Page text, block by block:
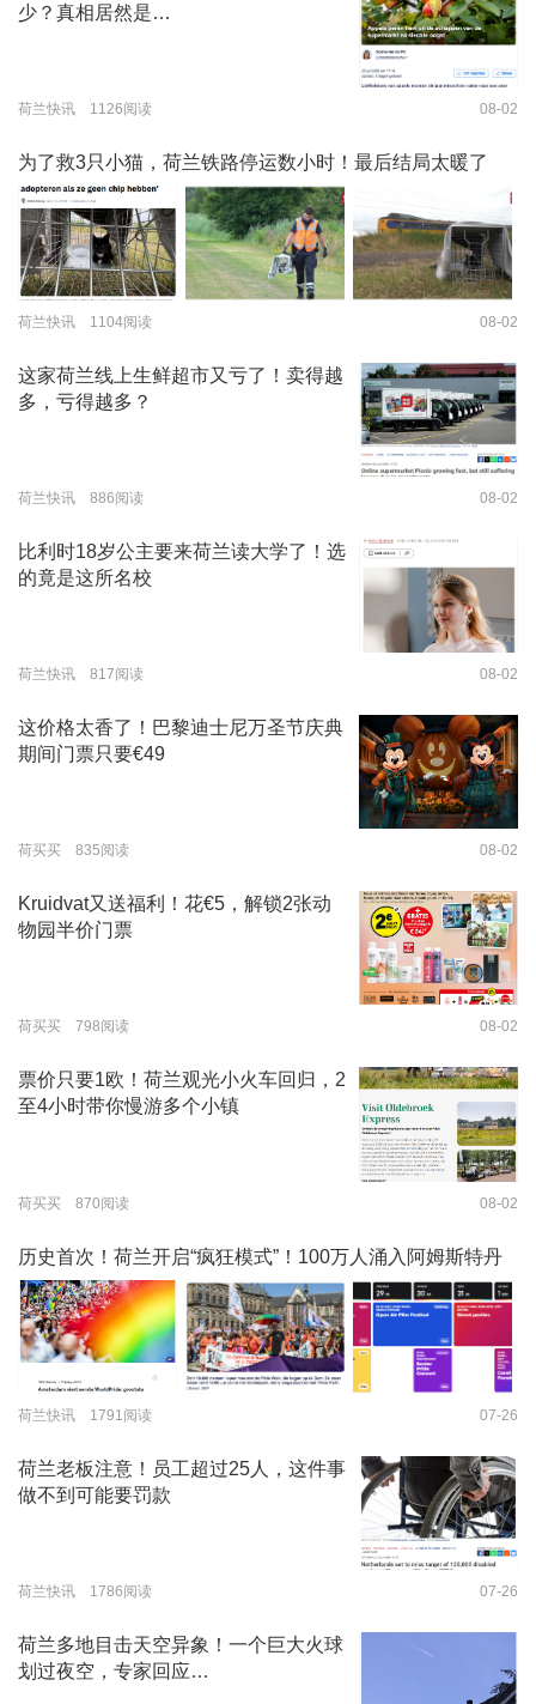
少？真相居然是…
荷兰快讯 1126阅读 08-02
为了救3只小猫，荷兰铁路停运数小时！最后结局太暖了
荷兰快讯 1104阅读 08-02
这家荷兰线上生鲜超市又亏了！卖得越
多，亏得越多？
荷兰快讯 886阅读 08-02
比利时18岁公主要来荷兰读大学了！选
的竟是这所名校
荷兰快讯 817阅读 08-02
这价格太香了！巴黎迪士尼万圣节庆典
期间门票只要€49
荷买买 835阅读 08-02
Kruidvat又送福利！花€5，解锁2张动
物园半价门票
荷买买 798阅读 08-02
票价只要1欧！荷兰观光小火车回归，2
至4小时带你慢游多个小镇
荷买买 870阅读 08-02
历史首次！荷兰开启“疯狂模式”！100万人涌入阿姆斯特丹
荷兰快讯 1791阅读 07-26
荷兰老板注意！员工超过25人，这件事
做不到可能要罚款
荷兰快讯 1786阅读 07-26
荷兰多地目击天空异象！一个巨大火球
划过夜空，专家回应…